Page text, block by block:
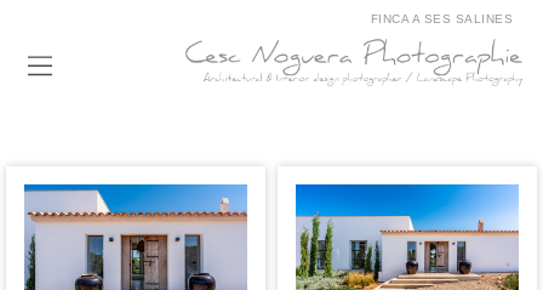
FINCA A SES SALINES